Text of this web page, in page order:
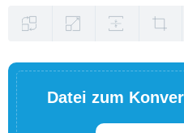
Datei zum